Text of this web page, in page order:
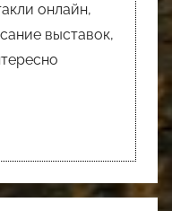
онлайн,
выставок,